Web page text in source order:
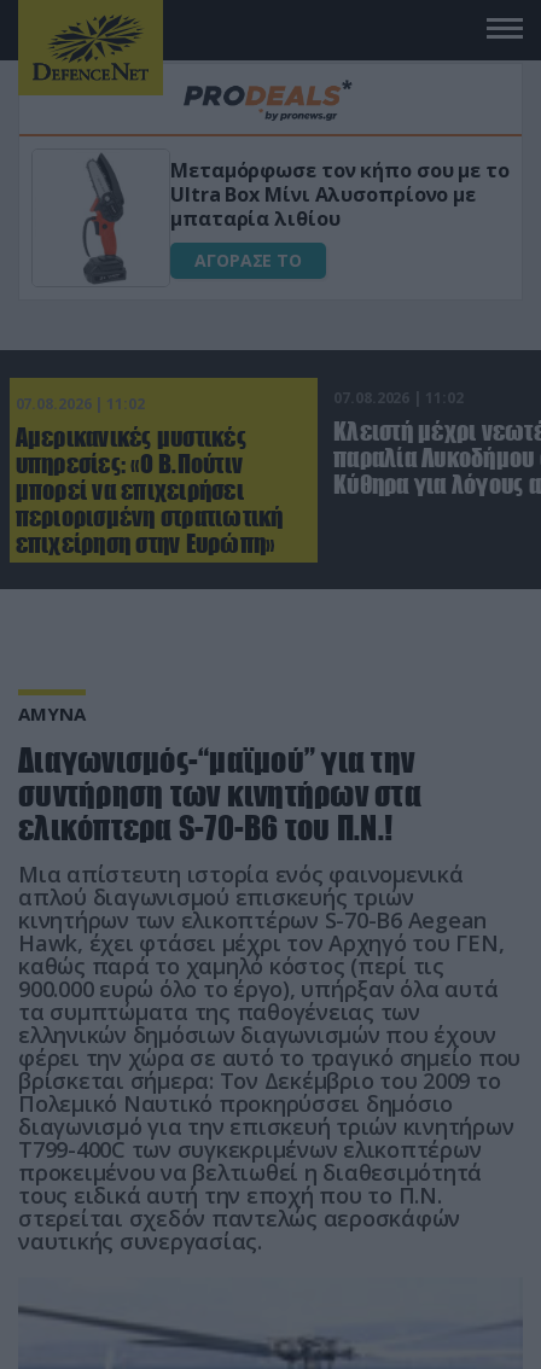
τον κήπο σου με το
Αλυσοπρίονο με
«Μαγική»
για αύξηση της
07.08.2026 | 11:02
Αμερικανικές μυστικές
υπηρεσίες: «Ο Β.Πούτιν
μπορεί να επιχειρήσει
περιορισμένη στρατιωτική
επιχείρηση στην Ευρώπη»
07.08.2026 | 11:02
Κλειστή μέχρι
παραλία Λυκοδήμου
Κύθηρα για λόγους
ΑΜΥΝΑ
Διαγωνισμός-“μαϊμού” για την
συντήρηση των κινητήρων στα
ελικόπτερα S-70-B6 του Π.Ν.!
Mια απίστευτη ιστορία ενός φαινομενικά
απλού διαγωνισμού επισκευής τριών
κινητήρων των ελικοπτέρων S-70-B6 Aegean
Hawk, έχει φτάσει μέχρι τον Αρχηγό του ΓΕΝ,
καθώς παρά το χαμηλό κόστος (περί τις
900.000 ευρώ όλο το έργο), υπήρξαν όλα αυτά
τα συμπτώματα της παθογένειας των
ελληνικών δημόσιων διαγωνισμών που έχουν
φέρει την χώρα σε αυτό το τραγικό σημείο που
βρίσκεται σήμερα: Τον Δεκέμβριο του 2009 το
Πολεμικό Ναυτικό προκηρύσσει δημόσιο
διαγωνισμό για την επισκευή τριών κινητήρων
Τ799-400C των συγκεκριμένων ελικοπτέρων
προκειμένου να βελτιωθεί η διαθεσιμότητά
τους ειδικά αυτή την εποχή που το Π.Ν.
στερείται σχεδόν παντελώς αεροσκάφών
ναυτικής συνεργασίας.